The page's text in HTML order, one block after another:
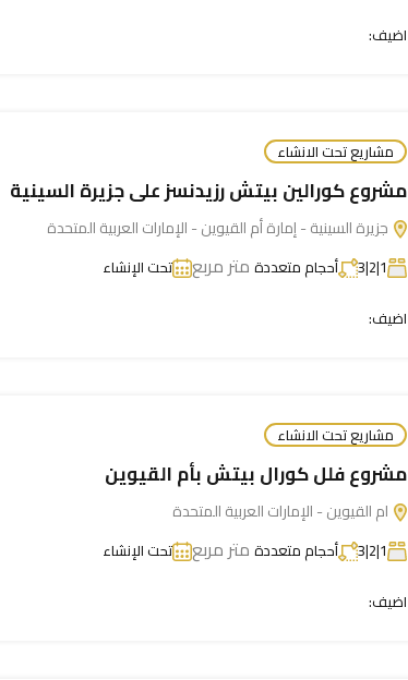
اضيف:
مشاريع تحت الانشاء
مشروع كورالين بيتش رزيدنسز على جزيرة السينية
جزيرة السينية - إمارة أم القيوين - الإمارات العربية المتحدة
1|2|3 أحجام متعددة متر مربع
تحت الإنشاء
اضيف:
مشاريع تحت الانشاء
مشروع فلل كورال بيتش بأم القيوين
ام القيوين - الإمارات العربية المتحدة
1|2|3 أحجام متعددة متر مربع
تحت الإنشاء
اضيف: